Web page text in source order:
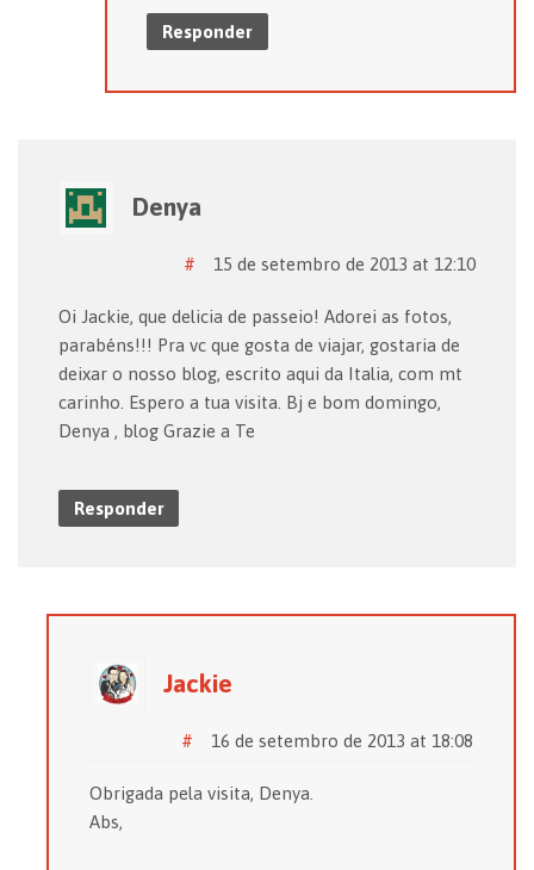
Responder
Denya
15 de setembro de 2013 at 12:10
#
Oi Jackie, que delicia de passeio! Adorei as fotos,
parabéns!!! Pra vc que gosta de viajar, gostaria de
deixar o nosso blog, escrito aqui da Italia, com mt
carinho. Espero a tua visita. Bj e bom domingo,
Denya , blog Grazie a Te
Responder
Jackie
16 de setembro de 2013 at 18:08
#
Obrigada pela visita, Denya.
Abs,